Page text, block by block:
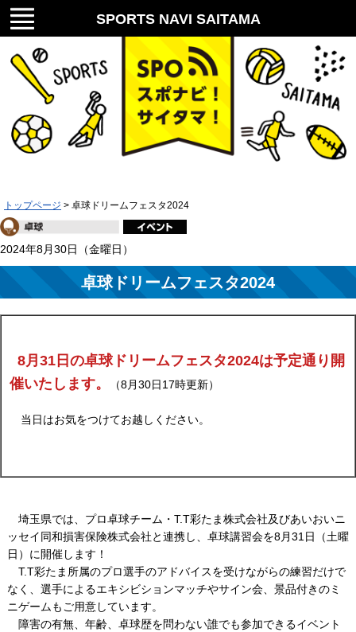
スポナビ！サイタマ！
メニ
ュー
SPORTS NAVI SAITAMA
トップページ > 卓球ドリームフェスタ2024
2024年8月30日（金曜日）
卓球ドリームフェスタ2024
8月31日の卓球ドリームフェスタ2024は予定通り開
催いたします。
（8月30日17時更新）
当日はお気をつけてお越しください。
埼玉県では、プロ卓球チーム・T.T彩たま株式会社及びあいおいニ
ッセイ同和損害保険株式会社と連携し、卓球講習会を8月31日（土曜
日）に開催します！
T.T彩たま所属のプロ選手のアドバイスを受けながらの練習だけで
なく、選手によるエキシビションマッチやサイン会、景品付きのミ
ニゲームもご用意しています。
障害の有無、年齢、卓球歴を問わない誰でも参加できるイベント